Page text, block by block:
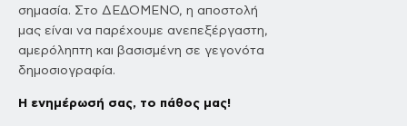
σημασία. Στο ΔΕΔΟΜΕΝΟ, η αποστολή
μας είναι να παρέχουμε ανεπεξέργαστη,
αμερόληπτη και βασισμένη σε γεγονότα
δημοσιογραφία.
Η ενημέρωσή σας, το πάθος μας!